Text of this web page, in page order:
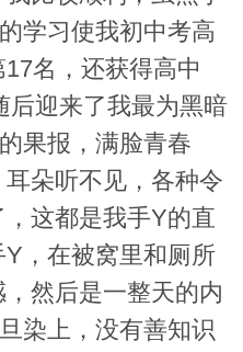
学习使我初中考高
名，还获得高中
后迎来了我最为黑暗
果报，满脸青春
朵听不见，各种令
这都是我手Y的直
，在被窝里和厕所
然后是一整天的内
染上，没有善知识